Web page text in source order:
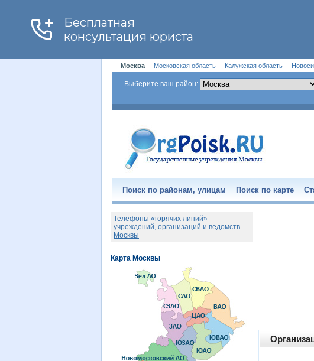
Москва Московская область Калужская область
Выберите ваш район:
Поиск по районам, улицам Поиск по карте
Телефоны «горячих линий»
учреждений, организаций и ведомств
Москвы